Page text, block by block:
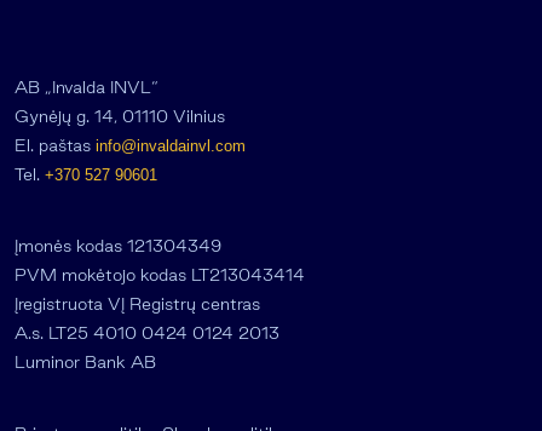
AB „Invalda INVL“
Gynėjų g. 14, 01110 Vilnius
El. paštas info@invaldainvl.com
Tel. +370 527 90601
Įmonės kodas 121304349
PVM mokėtojo kodas LT213043414
Įregistruota VĮ Registrų centras
A.s. LT25 4010 0424 0124 2013
Luminor Bank AB